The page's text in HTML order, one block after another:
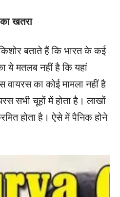
खतरा
बताते हैं कि भारत के कई
ये मतलब नहीं है कि यहां
वायरस का कोई मामला नहीं है
सभी चूहों में होता है। लाखों
होता है। ऐसे में पैनिक होने